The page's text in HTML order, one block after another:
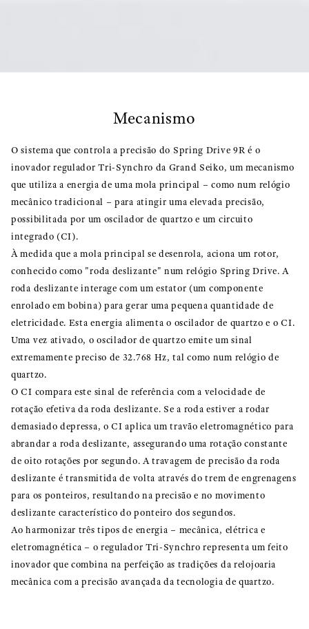
Mecanismo
O sistema que controla a precisão do Spring Drive 9R é o
inovador regulador Tri-Synchro da Grand Seiko, um mecanismo
que utiliza a energia de uma mola principal – como num relógio
mecânico tradicional – para atingir uma elevada precisão,
possibilitada por um oscilador de quartzo e um circuito
integrado (CI).
À medida que a mola principal se desenrola, aciona um rotor,
conhecido como "roda deslizante" num relógio Spring Drive. A
roda deslizante interage com um estator (um componente
enrolado em bobina) para gerar uma pequena quantidade de
eletricidade. Esta energia alimenta o oscilador de quartzo e o CI.
Uma vez ativado, o oscilador de quartzo emite um sinal
extremamente preciso de 32.768 Hz, tal como num relógio de
quartzo.
O CI compara este sinal de referência com a velocidade de
rotação efetiva da roda deslizante. Se a roda estiver a rodar
demasiado depressa, o CI aplica um travão eletromagnético para
abrandar a roda deslizante, assegurando uma rotação constante
de oito rotações por segundo. A travagem de precisão da roda
deslizante é transmitida de volta através do trem de engrenagens
para os ponteiros, resultando na precisão e no movimento
deslizante característico do ponteiro dos segundos.
Ao harmonizar três tipos de energia – mecânica, elétrica e
eletromagnética – o regulador Tri-Synchro representa um feito
inovador que combina na perfeição as tradições da relojoaria
mecânica com a precisão avançada da tecnologia de quartzo.